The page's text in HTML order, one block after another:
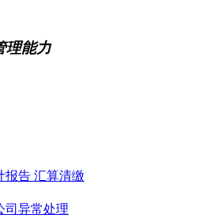
理能力
报告 汇算清缴
司异常处理